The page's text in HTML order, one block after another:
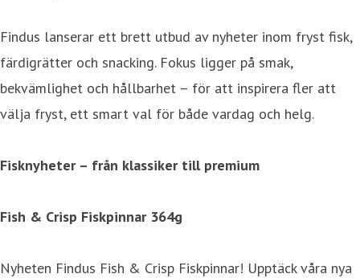
Findus lanserar ett brett utbud av nyheter inom fryst fisk,
färdigrätter och snacking. Fokus ligger på smak,
bekvämlighet och hållbarhet – för att inspirera fler att
välja fryst, ett smart val för både vardag och helg.
Fisknyheter – från klassiker till premium
Fish & Crisp Fiskpinnar 364g
Nyheten Findus Fish & Crisp Fiskpinnar! Upptäck våra nya